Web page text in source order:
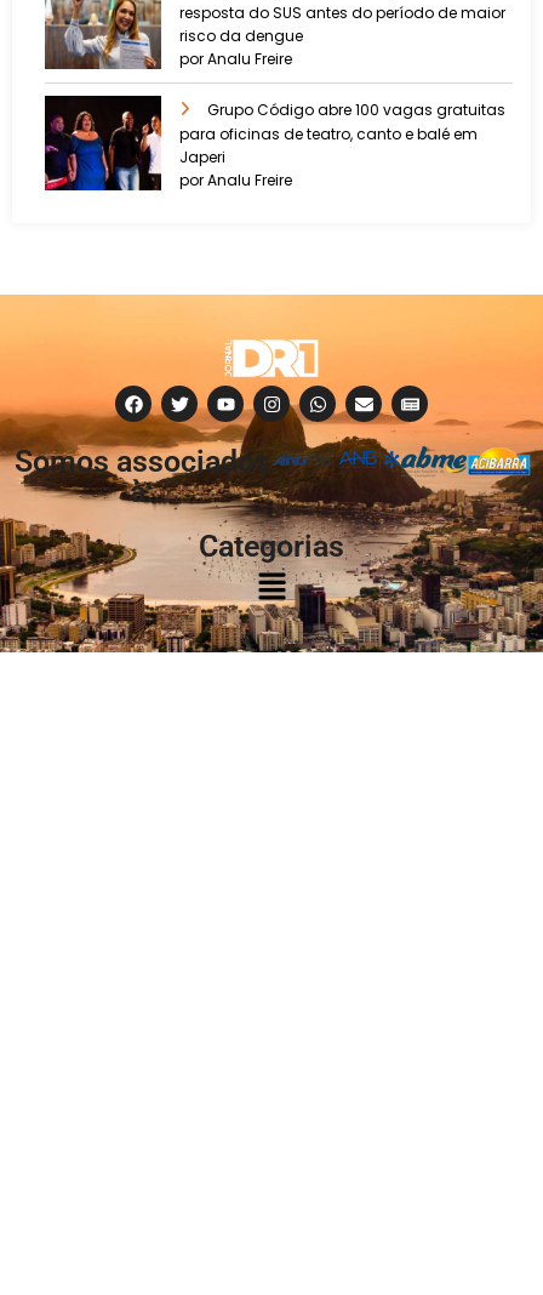
resposta do SUS antes do período de maior
risco da dengue
por Analu Freire
Grupo Código abre 100 vagas gratuitas
para oficinas de teatro, canto e balé em
Japeri
por Analu Freire
Somos associados
à:
Categorias